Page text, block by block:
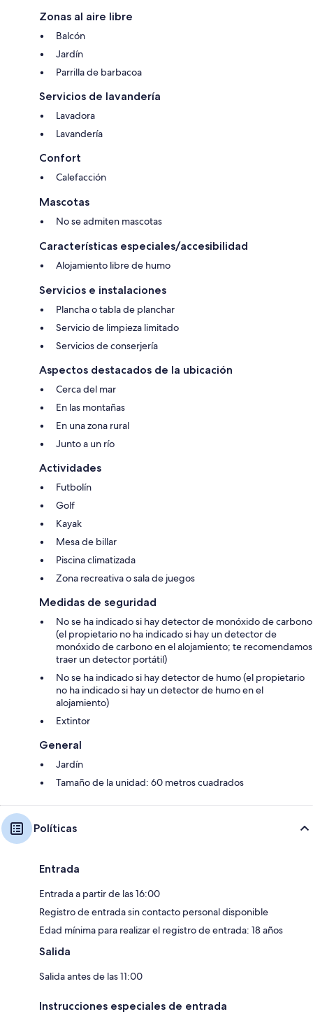
Zonas al aire libre
Balcón
Jardín
Parrilla de barbacoa
Servicios de lavandería
Lavadora
Lavandería
Confort
Calefacción
Mascotas
No se admiten mascotas
Características especiales/accesibilidad
Alojamiento libre de humo
Servicios e instalaciones
Plancha o tabla de planchar
Servicio de limpieza limitado
Servicios de conserjería
Aspectos destacados de la ubicación
Cerca del mar
En las montañas
En una zona rural
Junto a un río
Actividades
Futbolín
Golf
Kayak
Mesa de billar
Piscina climatizada
Zona recreativa o sala de juegos
Medidas de seguridad
No se ha indicado si hay detector de monóxido de carbono
(el propietario no ha indicado si hay un detector de
monóxido de carbono en el alojamiento; te recomendamos
traer un detector portátil)
No se ha indicado si hay detector de humo (el propietario
no ha indicado si hay un detector de humo en el
alojamiento)
Extintor
General
Jardín
Tamaño de la unidad: 60 metros cuadrados
Políticas
Entrada
Entrada a partir de las 16:00
Registro de entrada sin contacto personal disponible
Edad mínima para realizar el registro de entrada: 18 años
Salida
Salida antes de las 11:00
Instrucciones especiales de entrada